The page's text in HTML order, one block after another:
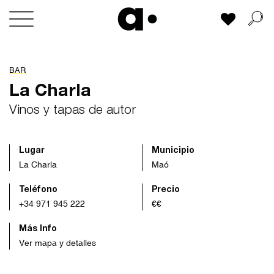
Skip
Mi lista
BAR
La Charla
Vinos y tapas de autor
Lugar
La Charla
Municipio
Maó
Teléfono
+34 971 945 222
Precio
€€
Más Info
Ver mapa y detalles